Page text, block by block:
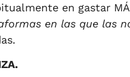
en gastar
en las que las